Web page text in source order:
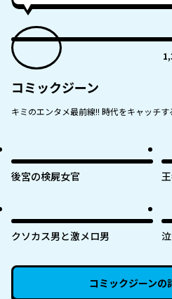
コミックジーン
キミのエンタメ最前線!! 時代をキャッチ
後宮の検屍女官
クソカス男と激メロ男
コミックジーンの